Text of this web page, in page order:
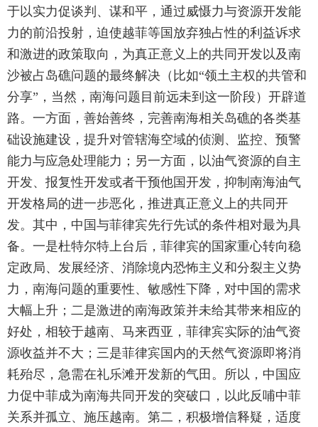
于以实力促谈判、谋和平，通过威慑力与资源开发能
力的前沿投射，迫使越菲等国放弃独占性的利益诉求
和激进的政策取向，为真正意义上的共同开发以及南
沙被占岛礁问题的最终解决（比如“领土主权的共管和
分享”，当然，南海问题目前远未到这一阶段）开辟道
路。一方面，善始善终，完善南海相关岛礁的各类基
础设施建设，提升对管辖海空域的侦测、监控、预警
能力与应急处理能力；另一方面，以油气资源的自主
开发、报复性开发或者干预他国开发，抑制南海油气
开发格局的进一步恶化，推进真正意义上的共同开
发。其中，中国与菲律宾先行先试的条件相对最为具
备。一是杜特尔特上台后，菲律宾的国家重心转向稳
定政局、发展经济、消除境内恐怖主义和分裂主义势
力，南海问题的重要性、敏感性下降，对中国的需求
大幅上升；二是激进的南海政策并未给其带来相应的
好处，相较于越南、马来西亚，菲律宾实际的油气资
源收益并不大；三是菲律宾国内的天然气资源即将消
耗殆尽，急需在礼乐滩开发新的气田。所以，中国应
力促中菲成为南海共同开发的突破口，以此反哺中菲
关系并孤立、施压越南。第二，积极增信释疑，适度